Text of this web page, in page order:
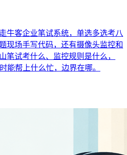
牛客企业笔试系统，单选多选考八
现场手写代码，还有摄像头监控和
笔试考什么、监控规则是什么，
能帮上什么忙，边界在哪。